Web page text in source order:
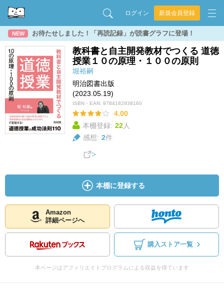
ログイン 新規会員登録
NEW お待たせしました！「再読記録」が読書グラフに登場！
教科書と自主開発教材でつくる 道徳
授業１０の原理・１００の原則
堀裕嗣
明治図書出版
(2023.05.19)
ISBN・EAN: 9784182938160
4.00
本棚登録: 22人
感想: 2件
本棚に登録する
Amazon
詳細ページへ
購入ストア一覧
本ページはアフィリエイトプログラムによる収益を得ています